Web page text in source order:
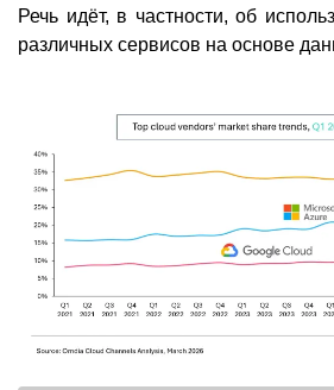
Речь идёт, в частности, об
различных сервисов на основе